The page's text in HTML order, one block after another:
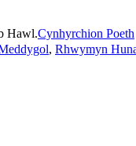
Hawl.Cynhyrchion Poeth
, Rhwymyn